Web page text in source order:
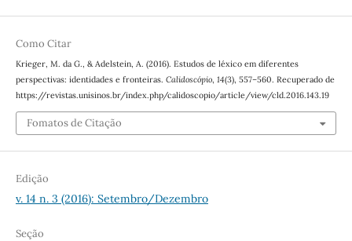
Como Citar
Krieger, M. da G., & Adelstein, A. (2016). Estudos de léxico em diferentes
perspectivas: identidades e fronteiras. Calidoscópio, 14(3), 557–560. Recuperado de
https://revistas.unisinos.br/index.php/calidoscopio/article/view/cld.2016.143.19
Fomatos de Citação
Edição
v. 14 n. 3 (2016): Setembro/Dezembro
Seção